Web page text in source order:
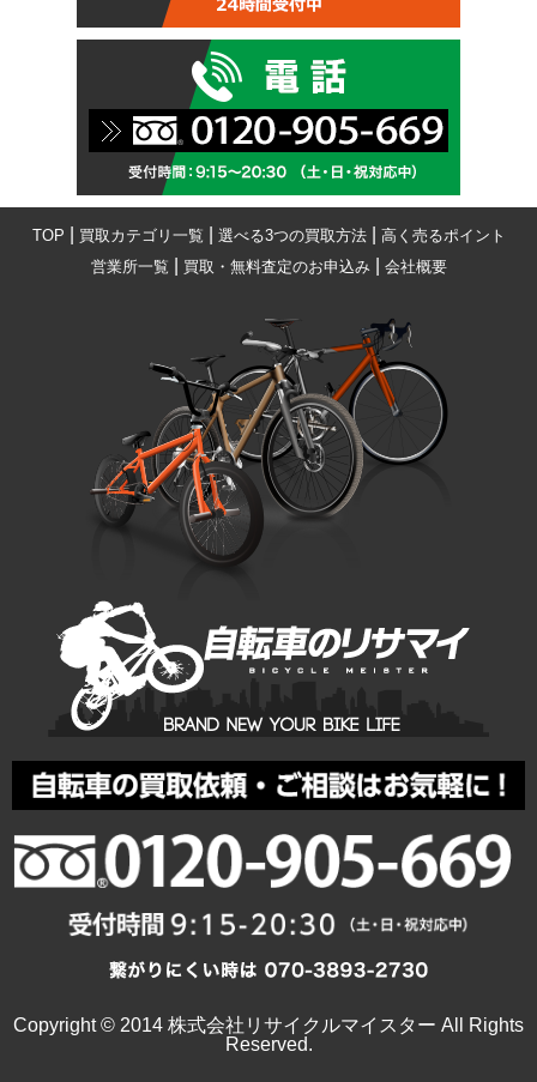
TOP 買取カテゴリ一覧 選べる3つの買取方法| 高く売るポイント
営業所一覧
買取・無料査定のお申込み| 会社概要
Copyright © 2014 株式会社リサイクルマイスター All Rights
Reserved.